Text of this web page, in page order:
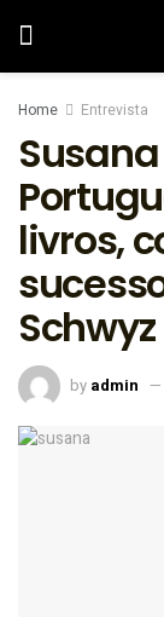
Home Entrevista
livros,
Schwyz
by admin